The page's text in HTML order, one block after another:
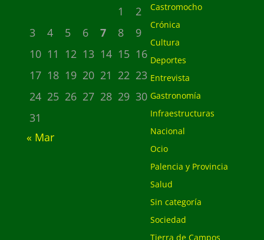
1
2
3
4 5 6 7 8
9
10 11 12 13 14 15 16
17 18 19 20 21 22 23
24 25 26 27 28 29 30
31
« Mar
Castromocho
Crónica
Cultura
Deportes
Entrevista
Gastronomía
Infraestructuras
Nacional
Ocio
Palencia y Provincia
Salud
Sin categoría
Sociedad
Tierra de Campos